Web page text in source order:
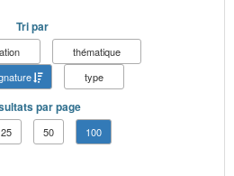
Tri par
thématique
type
par page
25 50 100